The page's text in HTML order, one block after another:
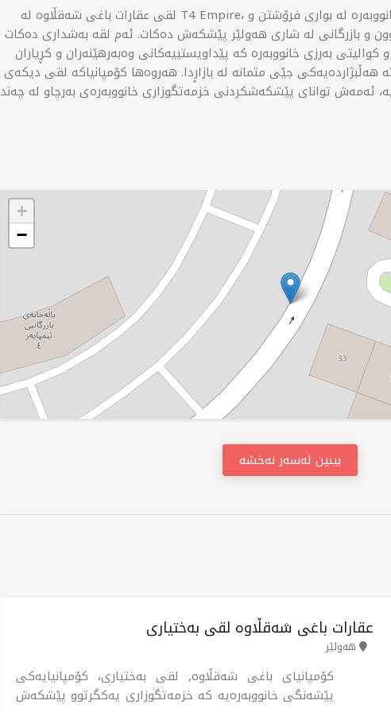
لقی عقارات باغی شەقڵاوە لە T4 Empire، کۆمەڵێک خزمەتگوزاری گشتگیر بۆ خانووبەرە لە بواری فرۆشتن و
و بازرگانی لە شاری هەولێر پێشکەش دەکات. ئەم لقە بەشداری دەکات
کوالیتی بەرزی خانووبەرە کە پێداویستییەکانی وەبەرهێنەران و کڕیاران
هەڵبژاردەیەکی جێی متمانە لە بازاڕدا. هەروەها کۆمپانیاکە لقی دیکەی
ئەمەش توانای پێشکەشکردنی خزمەتگوزاری خانووبەرەی بەرچاو لە چەند
+
−
بینین لەسەر نەخشە
عقارات باغی شەقڵاوە لقی بەختیاری
هەولێر
کۆمپانیای باغی شەقڵاوە, لقی بەختیاری، کۆمپانیایەکی
پێشەنگی خانووبەرەیە کە خزمەتگوزاری یەکگرتوو پێشکەش